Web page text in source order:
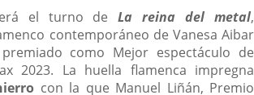
el turno deLa reina del metal,
contemporáneo de Vanesa Aibar
como Mejor espectáculo de
2023. La huella flamenca impregna
con la que Manuel Liñán, Premio